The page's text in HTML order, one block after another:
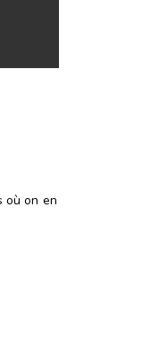
où on en